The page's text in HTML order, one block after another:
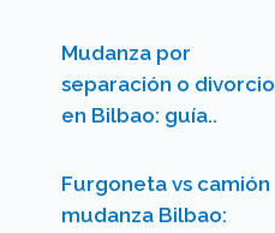
Mudanza por
separación o divorcio
en Bilbao: guía..
Furgoneta vs camión
mudanza Bilbao: